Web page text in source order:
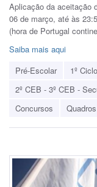
Aplicação da aceitação
06 de março, até às
(hora de Portugal
Saiba mais aqui
Pré-Escolar
1º
2º CEB - 3º CEB -
Concursos